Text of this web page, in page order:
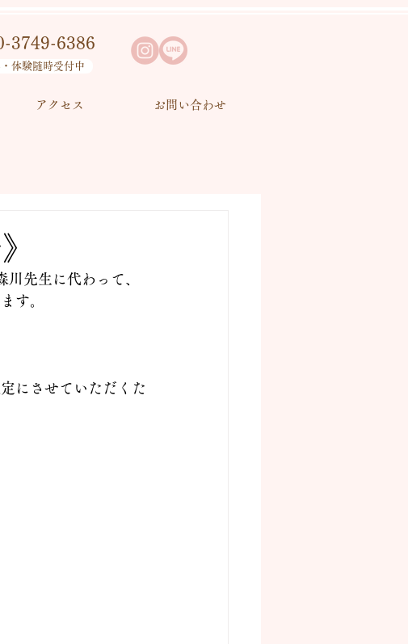
3749-6386
・体験随時受付中
アクセス お問い合わせ
先生に代わって、
す。
にさせていただくた